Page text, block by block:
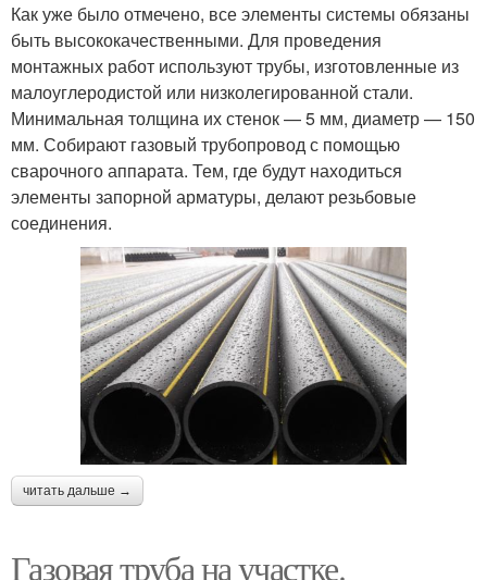
Как уже было отмечено, все элементы системы обязаны
быть высококачественными. Для проведения
монтажных работ используют трубы, изготовленные из
малоуглеродистой или низколегированной стали.
Минимальная толщина их стенок — 5 мм, диаметр — 150
мм. Собирают газовый трубопровод с помощью
сварочного аппарата. Тем, где будут находиться
элементы запорной арматуры, делают резьбовые
соединения.
читать дальше →
Газовая труба на участке.